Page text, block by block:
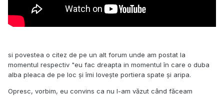
si povestea o citez de pe un alt forum unde am postat la
momentul respectiv "eu fac dreapta in momentul în care o duba
alba pleaca de pe loc și îmi lovește portiera spate și aripa.
Opresc, vorbim, eu convins ca nu l-am văzut când făceam